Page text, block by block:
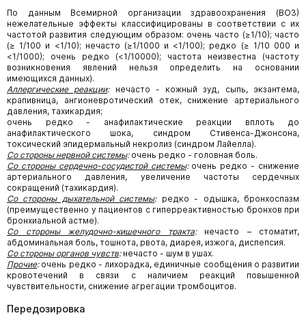
По данным Всемирной организации здравоохранения (ВОЗ)
нежелательные эффекты классифицированы в соответствии с их
частотой развития следующим образом: очень часто (≥1/10); часто
(≥ 1/100 и <1/10); нечасто (≥1/1000 и <1/100); редко (≥ 1/10 000 и
<1/1000); очень редко (<1/10000); частота неизвестна (частоту
возникновения явлений нельзя определить на основании
имеющихся данных).
Аллергические реакции:нечасто - кожный зуд, сыпь, экзантема,
крапивница, ангионевротический отек, снижение артериального
давления, тахикардия;
очень редко - анафилактические реакции вплоть до
анафилактического шока, синдром Стивенса-Джонсона,
токсический эпидермальный некролиз (синдром Лайелла).
Со стороны нервной системы:очень редко - головная боль.
Со стороны сердечно-сосудистой системы:очень редко - снижение
артериального давления, увеличение частоты сердечных
сокращений (тахикардия).
Со стороны дыхательной системы:редко - одышка, бронхоспазм
(преимущественно у пациентов с гиперреактивностью бронхов при
бронхиальной астме).
Со стороны желудочно-кишечного тракта:нечасто – стоматит,
абдоминальная боль, тошнота, рвота, диарея, изжога, диспепсия.
Со стороны органов чувств:нечасто - шум в ушах.
Прочие:очень редко - лихорадка, единичные сообщения о развитии
кровотечений в связи с наличием реакций повышенной
чувствительности, снижение агрегации тромбоцитов.
Передозировка